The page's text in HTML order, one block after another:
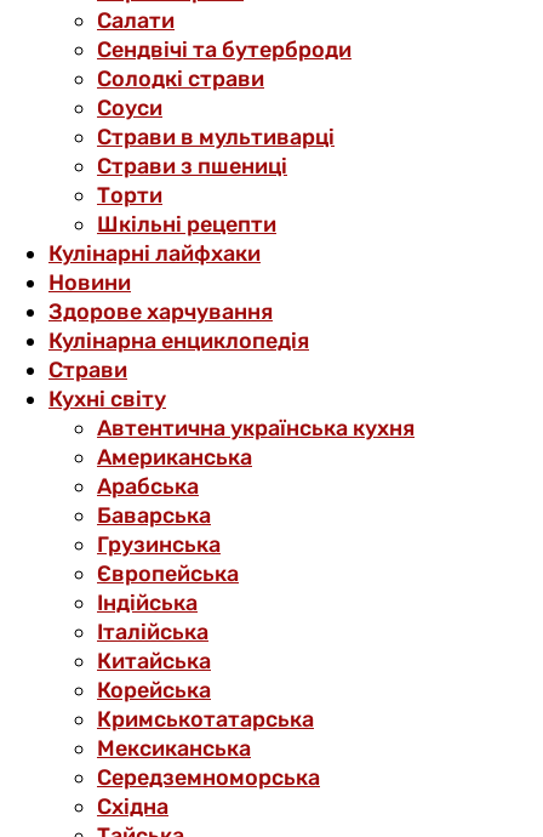
Салати
Сендвічі та бутерброди
Солодкі страви
Соуси
Страви в мультиварці
Страви з пшениці
Торти
Шкільні рецепти
Кулінарні лайфхаки
Новини
Здорове харчування
Кулінарна енциклопедія
Страви
Кухні світу
Автентична українська кухня
Американська
Арабська
Баварська
Грузинська
Європейська
Індійська
Італійська
Китайська
Корейська
Кримськотатарська
Мексиканська
Середземноморська
Східна